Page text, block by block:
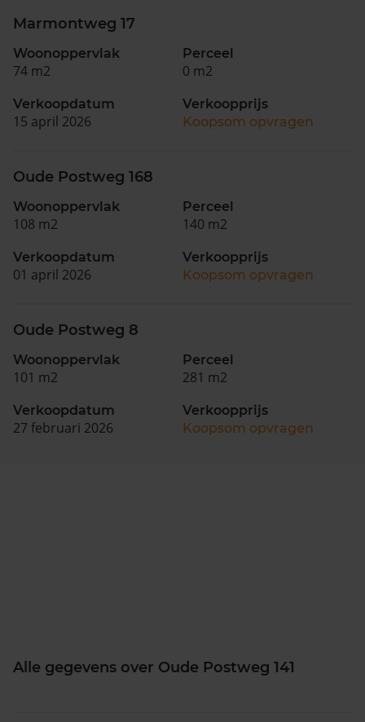
Marmontweg 17
Woonoppervlak
74 m2
Perceel
0 m2
Verkoopdatum
15 april 2026
Verkoopprijs
Koopsom opvragen
Oude Postweg 168
Woonoppervlak
108 m2
Perceel
140 m2
Verkoopdatum
01 april 2026
Verkoopprijs
Koopsom opvragen
Oude Postweg 8
Woonoppervlak
101 m2
Perceel
281 m2
Verkoopdatum
27 februari 2026
Verkoopprijs
Koopsom opvragen
Alle gegevens over Oude Postweg 141